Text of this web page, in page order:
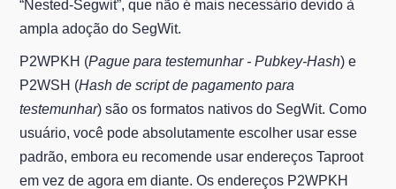
“Nested-Segwit”, que não é mais necessário devido à
ampla adoção do SegWit.
P2WPKH (Pague para testemunhar - Pubkey-Hash) e
P2WSH (Hash de script de pagamento para
testemunhar) são os formatos nativos do SegWit. Como
usuário, você pode absolutamente escolher usar esse
padrão, embora eu recomende usar endereços Taproot
em vez de agora em diante. Os endereços P2WPKH